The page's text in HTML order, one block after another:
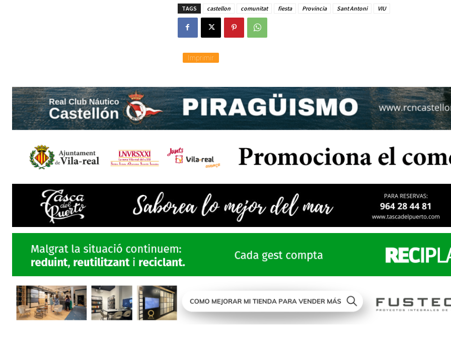
TAGS castellon comunitat fiesta Provincia Sant Antoni VIU
Imprimir